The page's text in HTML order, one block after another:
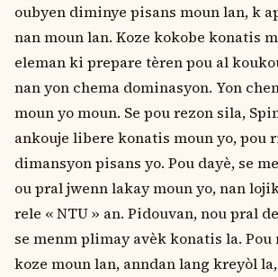
oubyen diminye pisans moun lan, k
nan moun lan. Koze kokobe konatis
eleman ki prepare tѐren pou al
nan yon chema dominasyon. Yon
moun yo moun. Se pou rezon sila,
ankouje libere konatis moun yo, pou
dimansyon pisans yo. Pou dayѐ, se
ou pral jwenn lakay moun yo, nan
rele « NTU » an. Pidouvan, nou pral
se menm plimay avѐk konatis la. Pou
koze moun lan, anndan lang kreyòl